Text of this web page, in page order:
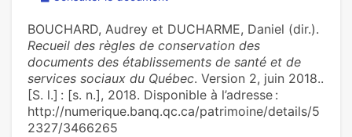
BOUCHARD, Audrey et DUCHARME, Daniel (dir.).
Recueil des règles de conservation des
documents des établissements de santé et de
services sociaux du Québec. Version 2, juin 2018..
[S. l.] : [s. n.], 2018. Disponible à l’adresse :
http://numerique.banq.qc.ca/patrimoine/details/5
2327/3466265